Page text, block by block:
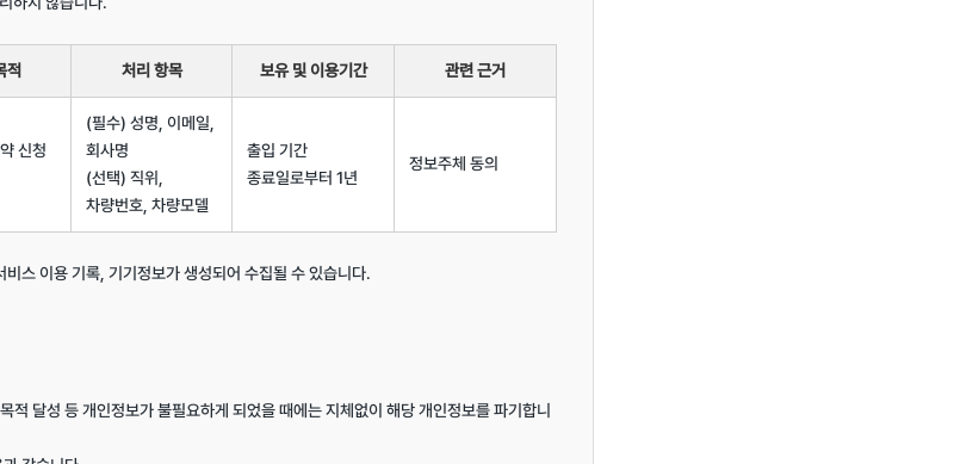
적 처리 항목 보유 및 이용기간 관련 근거
신청
(필수) 성명, 이메일,
회사명
(선택) 직위,
차량번호, 차량모델
출입 기간
종료일로부터 1년
정보주체 동의
스 이용 기록, 기기정보가 생성되어 수집될 수 있습니다.
적 달성 등 개인정보가 불필요하게 되었을 때에는 지체없이 해당 개인정보를 파기합니